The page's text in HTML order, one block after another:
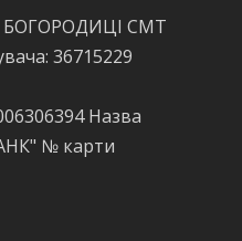
БОГОРОДИЦІ СМТ
36715229
Назва
№ карти